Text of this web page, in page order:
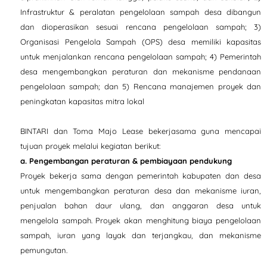
Infrastruktur & peralatan pengelolaan sampah desa dibangun
dan dioperasikan sesuai rencana pengelolaan sampah; 3)
Organisasi Pengelola Sampah (OPS) desa memiliki kapasitas
untuk menjalankan rencana pengelolaan sampah; 4) Pemerintah
desa mengembangkan peraturan dan mekanisme pendanaan
pengelolaan sampah; dan 5) Rencana manajemen proyek dan
peningkatan kapasitas mitra lokal
BINTARI dan Toma Majo Lease bekerjasama guna mencapai
tujuan proyek melalui kegiatan berikut:
a. Pengembangan peraturan & pembiayaan pendukung
Proyek bekerja sama dengan pemerintah kabupaten dan desa
untuk mengembangkan peraturan desa dan mekanisme iuran,
penjualan bahan daur ulang, dan anggaran desa untuk
mengelola sampah. Proyek akan menghitung biaya pengelolaan
sampah, iuran yang layak dan terjangkau, dan mekanisme
pemungutan.